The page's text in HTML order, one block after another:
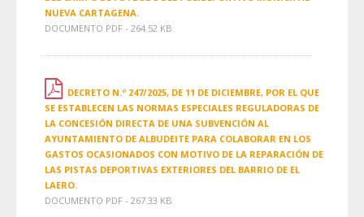
NUEVA CARTAGENA.
DOCUMENTO PDF - 264.52 KB
DECRETO N.º 247/2025, DE 11 DE DICIEMBRE, POR EL QUE
SE ESTABLECEN LAS NORMAS ESPECIALES REGULADORAS DE
LA CONCESIÓN DIRECTA DE UNA SUBVENCIÓN AL
AYUNTAMIENTO DE ALBUDEITE PARA COLABORAR EN LOS
GASTOS OCASIONADOS CON MOTIVO DE LA REPARACIÓN DE
LAS PISTAS DEPORTIVAS EXTERIORES DEL BARRIO DE EL
LAERO.
DOCUMENTO PDF - 267.33 KB